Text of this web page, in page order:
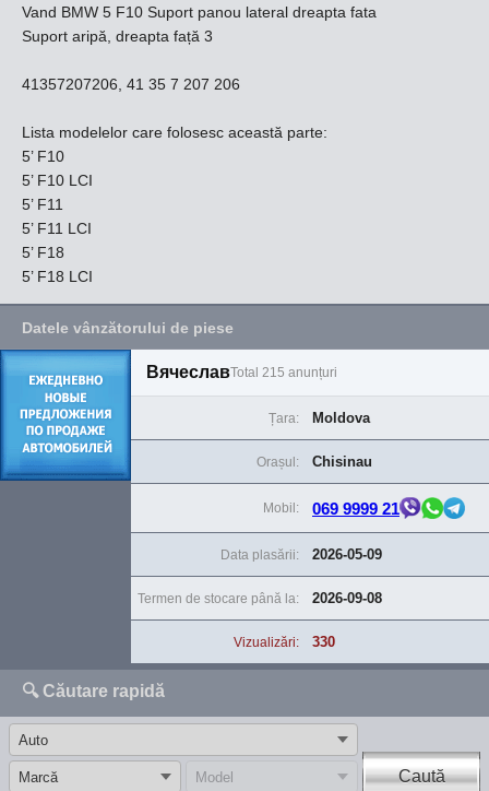
Vand BMW 5 F10 Suport panou lateral dreapta fata
Suport aripă, dreapta față 3
41357207206, 41 35 7 207 206
Lista modelelor care folosesc această parte:
5’ F10
5’ F10 LCI
5’ F11
5’ F11 LCI
5’ F18
5’ F18 LCI
Datele vânzătorului de piese
ВячеславTotal 215 anunțuri
Țara: Moldova
Data plasării: 2026-05-09
Orașul: Chisinau
Termen de stocare până la: 2026-09-08
Mobil: 069 9999 21
Vizualizări: 330
🔍 Căutare rapidă
Caută